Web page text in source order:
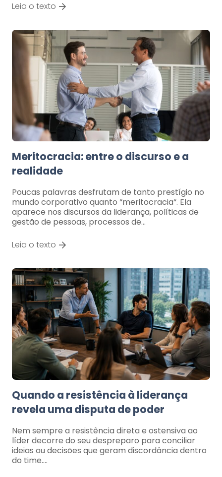
Leia o texto
Meritocracia: entre o discurso e a
realidade
Poucas palavras desfrutam de tanto prestígio no
mundo corporativo quanto “meritocracia“. Ela
aparece nos discursos da liderança, políticas de
gestão de pessoas, processos de…
Leia o texto
Quando a resistência à liderança
revela uma disputa de poder
Nem sempre a resistência direta e ostensiva ao
líder decorre do seu despreparo para conciliar
ideias ou decisões que geram discordância dentro
do time.…